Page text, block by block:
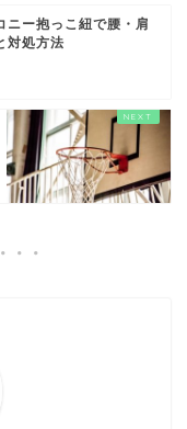
ニー抱っこ紐で腰・肩
対処方法